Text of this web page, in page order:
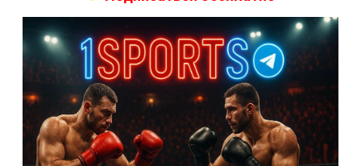
А как смотреть с ноутбука?
Анонимно кРасписание боев UFC
Кусок говна ты, существом даже нельзя ,такое как ты назвать!
АнонимнокКонор МакГрегор
УЧ
АнонимнокРэнди Браун — Николас Далби
не запускается ни один бой, реклама есть, а когда